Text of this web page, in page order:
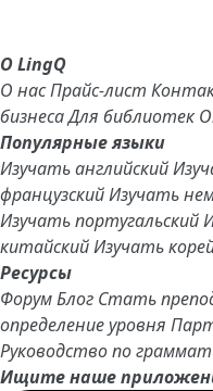
О LingQ
О насПрайс-лист
бизнесаДля библиотек
Популярные языки
Изучать английский
французскийИзучать
Изучать португальский
китайскийИзучать
Ресурсы
ФорумБлог Стать
определение уровня
Руководство по
Ищите наше